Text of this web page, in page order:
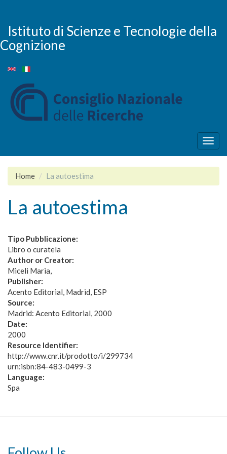
contenuto
principale
Istituto di Scienze e Tecnologie della
Cognizione
Home La autoestima
La autoestima
Tipo Pubblicazione:
Libro o curatela
Author or Creator:
Miceli Maria
Publisher:
Acento Editorial, Madrid, ESP
Source:
Madrid: Acento Editorial, 2000
Date:
2000
Resource Identifier:
http://www.cnr.it/prodotto/i/299734
urn:isbn:84-483-0499-3
Language:
Spa